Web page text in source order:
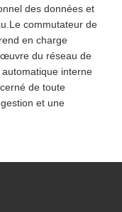
des données et
commutateur de
en charge
du réseau de
interne
de toute
et une